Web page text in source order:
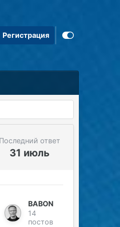
Регистрация
Последний ответ
31 июль
BABON
14
постов